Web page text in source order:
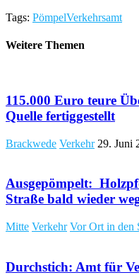
Tags: PömpelVerkehrsamt
Weitere Themen
115.000 Euro teure
Quelle fertiggestellt
Brackwede Verkehr 29. Juni
Ausgepömpelt:
Straße bald wieder
Mitte Verkehr Vor Ort in den
Durchstich: Amt für